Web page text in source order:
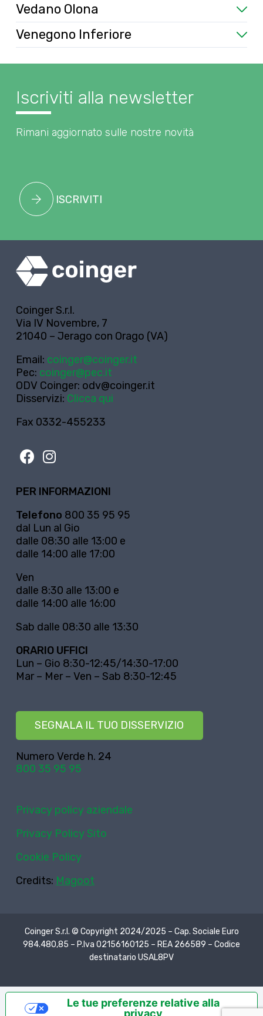
Vedano Olona
Venegono Inferiore
Iscriviti alla newsletter
Rimani aggiornato sulle nostre novità
ISCRIVITI
Coinger S.r.l.
Via IV Novembre, 7
21040 – Jerago con Orago (VA)
Email: coinger@coinger.it
Pec: coinger@pec.it
ODV Coinger: odv@coinger.it
Disservizi: Clicca qui
Fax 0332-455233
PER INFORMAZIONI
Telefono 800 35 95 95
dal Lun al Gio
dalle 08:30 alle 13:00 e
dalle 14:00 alle 17:00
Ven
dalle 8:30 alle 13:00 e
dalle 14:00 alle 16:00
Sab dalle 08:30 alle 13:30
ORARIO UFFICI
Lun – Gio 8:30-12:45/14:30-17:00
Mar – Mer – Ven – Sab 8:30-12:45
SEGNALA IL TUO DISSERVIZIO
Numero Verde h. 24
800 35 95 95
Privacy policy aziendale
Privacy Policy Sito
Cookie Policy
Credits: Magoot
Coinger S.r.l. © Copyright 2024/2025 – Cap. Sociale Euro
984.480,85 – P.Iva 02156160125 – REA 266589 – Codice
destinatario USAL8PV
Le tue preferenze relative alla